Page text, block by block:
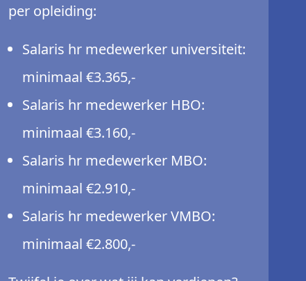
per opleiding:
Salaris hr medewerker universiteit:
minimaal €3.365,-
Salaris hr medewerker HBO:
minimaal €3.160,-
Salaris hr medewerker MBO:
minimaal €2.910,-
Salaris hr medewerker VMBO:
minimaal €2.800,-